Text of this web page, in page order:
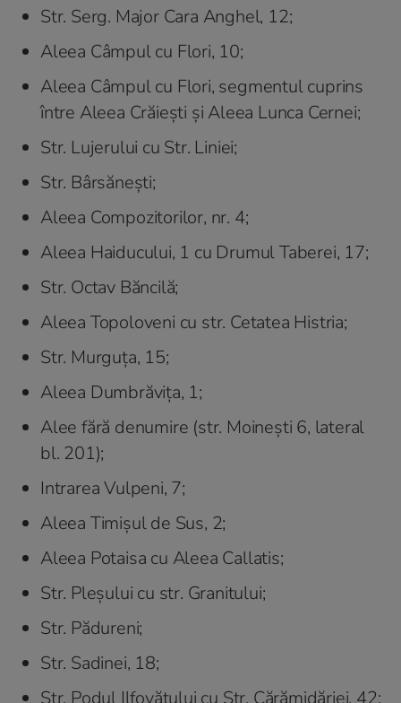
Str. Serg. Major Cara Anghel, 12;
Aleea Câmpul cu Flori, 10;
Aleea Câmpul cu Flori, segmentul cuprins
între Aleea Crăiești și Aleea Lunca Cernei;
Str. Lujerului cu Str. Liniei;
Str. Bârsănești;
Aleea Compozitorilor, nr. 4;
Aleea Haiducului, 1 cu Drumul Taberei, 17;
Str. Octav Băncilă;
Aleea Topoloveni cu str. Cetatea Histria;
Str. Murguța, 15;
Aleea Dumbrăvița, 1;
Alee fără denumire (str. Moinești 6, lateral
bl. 201);
Intrarea Vulpeni, 7;
Aleea Timișul de Sus, 2;
Aleea Potaisa cu Aleea Callatis;
Str. Pleșului cu str. Granitului;
Str. Pădureni;
Str. Sadinei, 18;
Str. Podul Ilfovățului cu Str. Cărămidăriei, 42;